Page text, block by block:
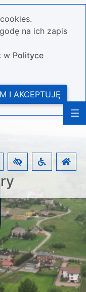
na ich zapis
w Polityce
I AKCEPTUJĘ